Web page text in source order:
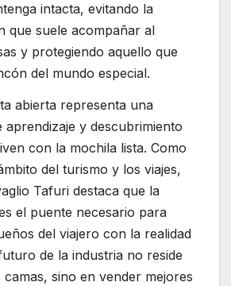
intacta, evitando la
que suele acompañar al
y protegiendo aquello que
del mundo especial.
abierta representa una
aprendizaje y descubrimiento
con la mochila lista. Como
del turismo y los viajes,
Tafuri destaca que la
el puente necesario para
del viajero con la realidad
de la industria no reside
sino en vender mejores